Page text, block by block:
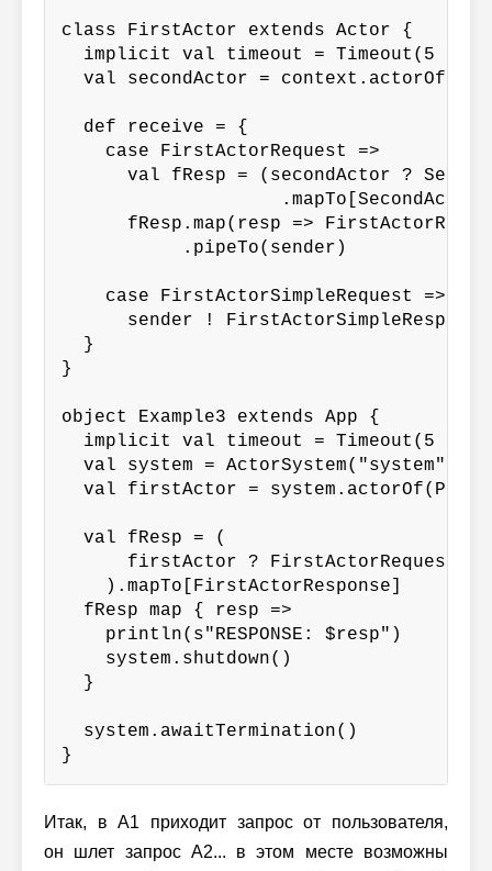
class FirstActor extends Actor {
implicit val timeout = Timeout(5
val secondActor =
  def receive = {
    case FirstActorRequest =>
val fResp = (secondActor ?
fResp.map(resp =>
           .pipeTo(sender)
    case FirstActorSimpleRequest =>
sender !
  }
}
object Example3 extends App {
implicit val timeout = Timeout(5
  val system = ActorSystem("system")
val firstActor =
  val fResp = (
      firstActor ? FirstActorRequest
    ).mapTo[FirstActorResponse]
  fResp map { resp =>
    println(s"RESPONSE: $resp")
    system.shutdown()
  }
  system.awaitTermination()
}
Итак, в A1 приходит запрос от пользователя,
он шлет запрос A2... в этом месте возможны